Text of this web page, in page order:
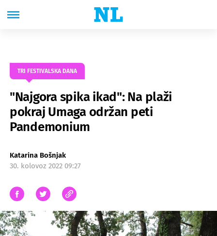
TRI FESTIVALSKA DANA
"Najgora spika ikad": Na plaži
pokraj Umaga održan peti
Pandemonium
Katarina Bošnjak
30. kolovoz 2022 09:27